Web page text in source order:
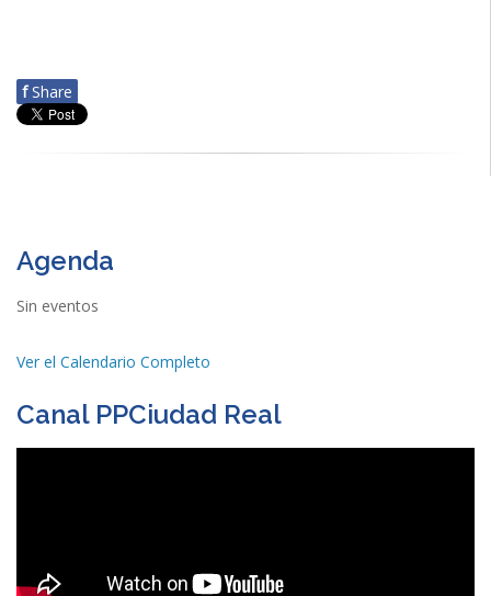
f Share
Agenda
Sin eventos
Ver el Calendario Completo
Canal PPCiudad Real